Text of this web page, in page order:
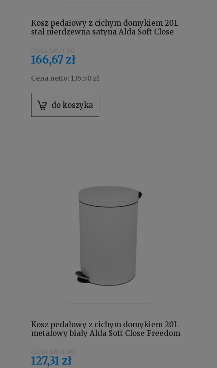
Kosz pedałowy z cichym domykiem 20L
stal nierdzewna satyna Alda Soft Close
166,67 zł
Cena netto: 135,50 zł
do koszyka
Kosz pedałowy z cichym domykiem 20L
metalowy biały Alda Soft Close Freedom
127,31 zł